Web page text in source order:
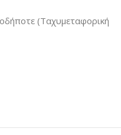
(Ταχυμεταφορική